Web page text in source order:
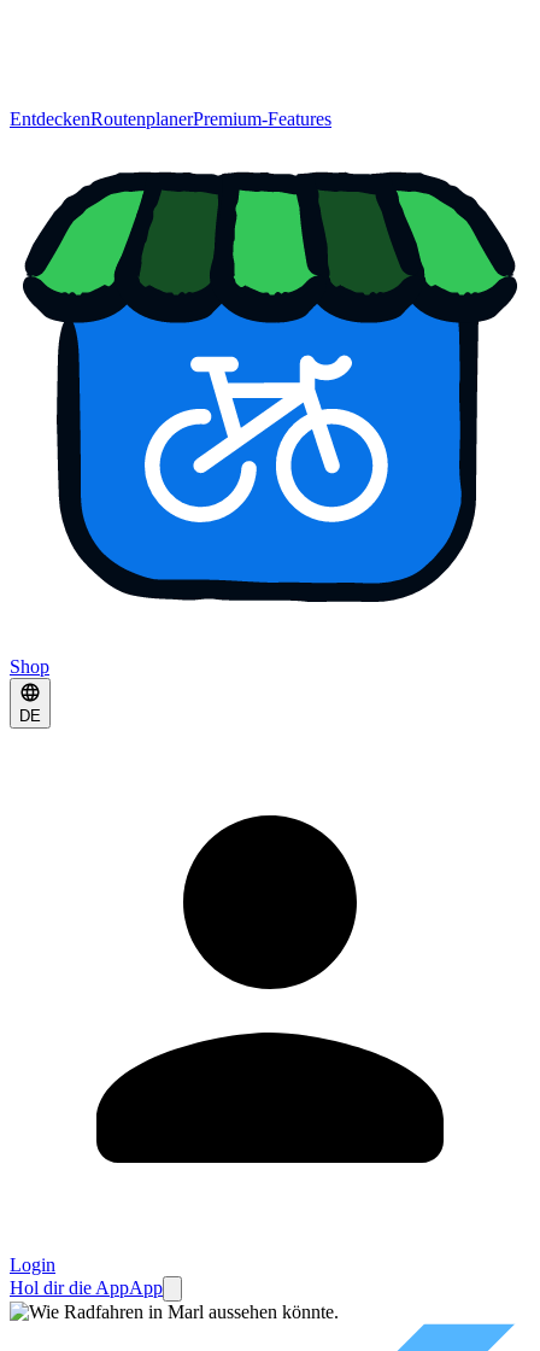
EntdeckenRoutenplanerPremium-Features
Shop
DE
Login
Hol dir die AppApp